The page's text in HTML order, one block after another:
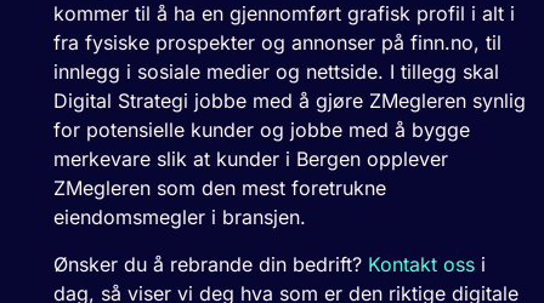
kommer til å ha en gjennomført grafisk profil i alt i
fra fysiske prospekter og annonser på finn.no, til
innlegg i sosiale medier og nettside. I tillegg skal
Digital Strategi jobbe med å gjøre ZMegleren synlig
for potensielle kunder og jobbe med å bygge
merkevare slik at kunder i Bergen opplever
ZMegleren som den mest foretrukne
eiendomsmegler i bransjen.
Ønsker du å rebrande din bedrift? Kontakt oss i
dag, så viser vi deg hva som er den riktige digitale